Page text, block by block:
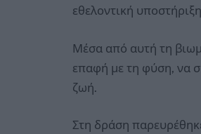
εθελοντική
Μέσα από αυτή τη
επαφή με τη φύση, να
ζωή.
Στη δράση